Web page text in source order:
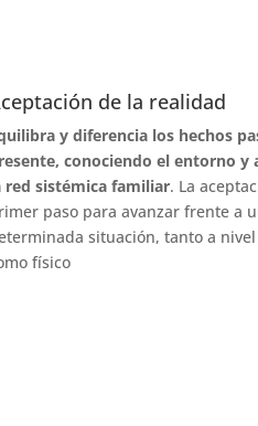
de la realidad
y diferencia los hechos
conociendo el entorno y
red sistémica familiar. La
paso para avanzar frente a
situación, tanto a
físico